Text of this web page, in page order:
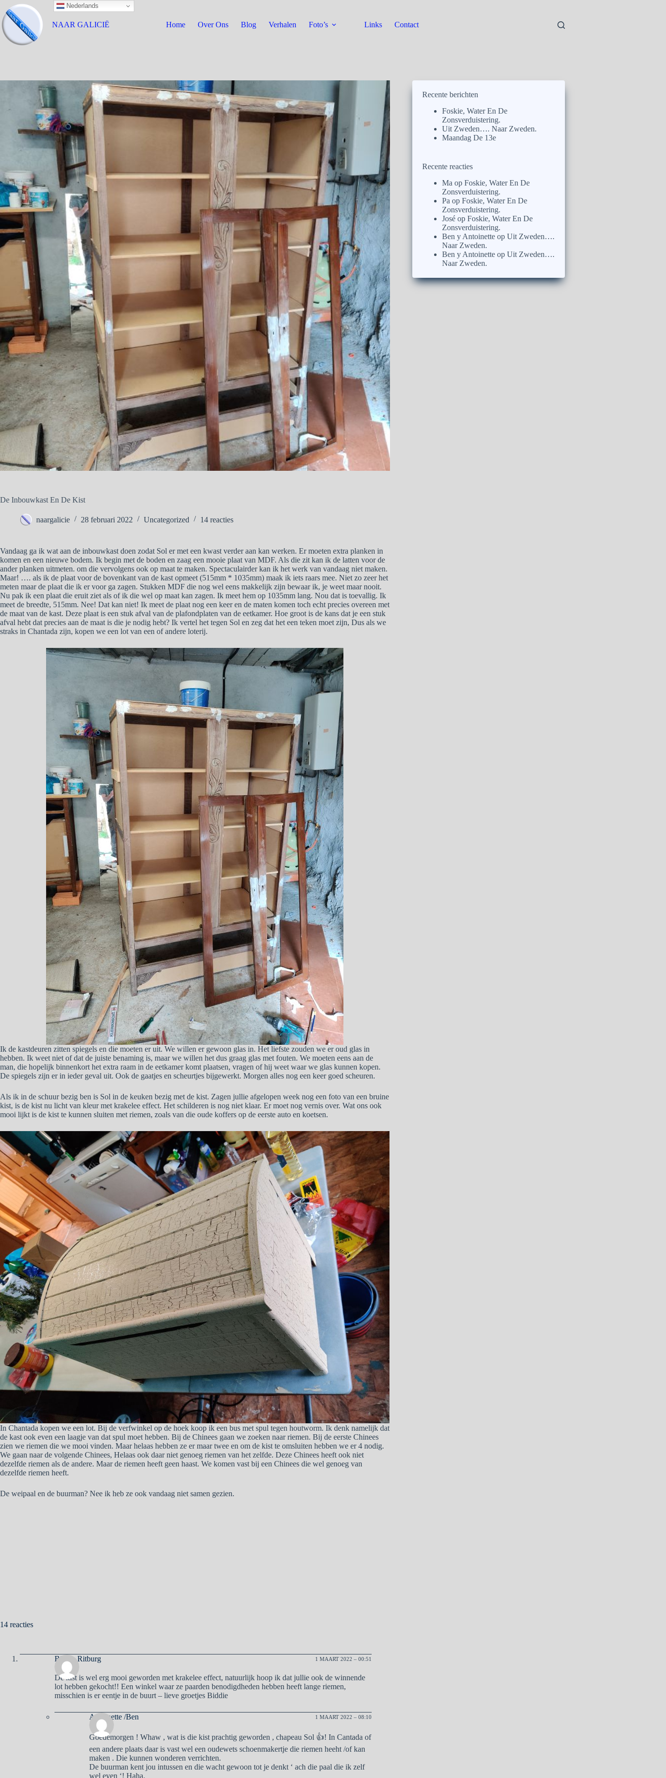
NAAR GALICIË Home Over Ons Blog Verhalen Foto’s Links Contact
De Inbouwkast En De Kist
naargalicie 28 februari 2022 Uncategorized 14 reacties
Vandaag ga ik wat aan de inbouwkast doen zodat Sol er met een kwast verder aan kan werken. Er moeten extra planken in
komen en een nieuwe bodem. Ik begin met de boden en zaag een mooie plaat van MDF. Als die zit kan ik de latten voor de
ander planken uitmeten. om die vervolgens ook op maat te maken. Spectaculairder kan ik het werk van vandaag niet maken.
Maar! …. als ik de plaat voor de bovenkant van de kast opmeet (515mm * 1035mm) maak ik iets raars mee. Niet zo zeer het
meten maar de plaat die ik er voor ga zagen. Stukken MDF die nog wel eens makkelijk zijn bewaar ik, je weet maar nooit.
Nu pak ik een plaat die eruit ziet als of ik die wel op maat kan zagen. Ik meet hem op 1035mm lang. Nou dat is toevallig. Ik
meet de breedte, 515mm. Nee! Dat kan niet! Ik meet de plaat nog een keer en de maten komen toch echt precies overeen met
de maat van de kast. Deze plaat is een stuk afval van de plafondplaten van de eetkamer. Hoe groot is de kans dat je een stuk
afval hebt dat precies aan de maat is die je nodig hebt? Ik vertel het tegen Sol en zeg dat het een teken moet zijn, Dus als we
straks in Chantada zijn, kopen we een lot van een of andere loterij.
Ik de kastdeuren zitten spiegels en die moeten er uit. We willen er gewoon glas in. Het liefste zouden we er oud glas in
hebben. Ik weet niet of dat de juiste benaming is, maar we willen het dus graag glas met fouten. We moeten eens aan de
man, die hopelijk binnenkort het extra raam in de eetkamer komt plaatsen, vragen of hij weet waar we glas kunnen kopen.
De spiegels zijn er in ieder geval uit. Ook de gaatjes en scheurtjes bijgewerkt. Morgen alles nog een keer goed scheuren.
Als ik in de schuur bezig ben is Sol in de keuken bezig met de kist. Zagen jullie afgelopen week nog een foto van een bruine
kist, is de kist nu licht van kleur met krakelee effect. Het schilderen is nog niet klaar. Er moet nog vernis over. Wat ons ook
mooi lijkt is de kist te kunnen sluiten met riemen, zoals van die oude koffers op de eerste auto en koetsen.
In Chantada kopen we een lot. Bij de verfwinkel op de hoek koop ik een bus met spul tegen houtworm. Ik denk namelijk dat
de kast ook even een laagje van dat spul moet hebben. Bij de Chinees gaan we zoeken naar riemen. Bij de eerste Chinees
zien we riemen die we mooi vinden. Maar helaas hebben ze er maar twee en om de kist te omsluiten hebben we er 4 nodig.
We gaan naar de volgende Chinees, Helaas ook daar niet genoeg riemen van het zelfde. Deze Chinees heeft ook niet
dezelfde riemen als de andere. Maar de riemen heeft geen haast. We komen vast bij een Chinees die wel genoeg van
dezelfde riemen heeft.
De weipaal en de buurman? Nee ik heb ze ook vandaag niet samen gezien.
Recente berichten
Foskie, Water En De
Zonsverduistering.
Uit Zweden…. Naar Zweden.
Maandag De 13e
Recente reacties
Ma opFoskie, Water En De
Zonsverduistering.
Pa opFoskie, Water En De
Zonsverduistering.
José opFoskie, Water En De
Zonsverduistering.
Ben y Antoinette opUit Zweden….
Naar Zweden.
Ben y Antoinette opUit Zweden….
Naar Zweden.
14 reacties
Biddie Ritburg 1 MAART 2022 – 00:51
De kist is wel erg mooi geworden met krakelee effect, natuurlijk hoop ik dat jullie ook de winnende
lot hebben gekocht!! Een winkel waar ze paarden benodigdheden hebben heeft lange riemen,
misschien is er eentje in de buurt – lieve groetjes Biddie
Antoinette /Ben 1 MAART 2022 – 08:10
Goedemorgen ! Whaw , wat is die kist prachtig geworden , chapeau Sol 👍! In Cantada of
een andere plaats daar is vast wel een oudewets schoenmakertje die riemen heeht /of kan
maken . Die kunnen wonderen verrichten.
De buurman kent jou intussen en die wacht gewoon tot je denkt ‘ ach die paal die ik zelf
wel even ‘! Haha.
Nederlands